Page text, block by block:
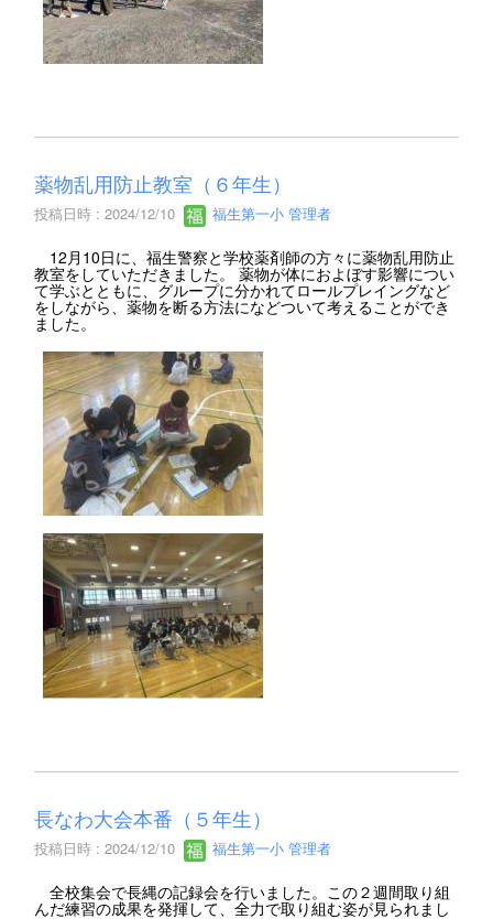
薬物乱用防止教室（６年生）
投稿日時 : 2024/12/10 福生第一小 管理者
12月10日に、福生警察と学校薬剤師の方々に薬物乱用防止
教室をしていただきました。 薬物が体におよぼす影響につい
て学ぶとともに、グループに分かれてロールプレイングなど
をしながら、薬物を断る方法になどついて考えることができ
ました。
長なわ大会本番（５年生）
投稿日時 : 2024/12/10 福生第一小 管理者
全校集会で長縄の記録会を行いました。この２週間取り組
んだ練習の成果を発揮して、全力で取り組む姿が見られまし